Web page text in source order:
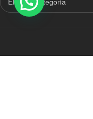
E-COMMERCE CON